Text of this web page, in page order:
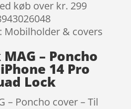
køb over kr. 299
Mobilholder & covers
– Poncho
14 Pro
Lock
– Poncho cover – Til